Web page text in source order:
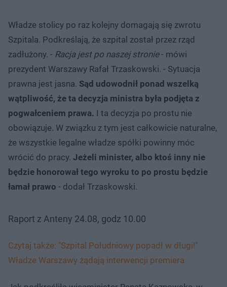
Władze stolicy po raz kolejny domagają się zwrotu
Szpitala. Podkreślają, że szpital został przez rząd
zadłużony. - Racja jest po naszej stronie- mówi
prezydent Warszawy Rafał Trzaskowski. - Sytuacja
prawna jest jasna. Sąd udowodnił ponad wszelką
wątpliwość, że ta decyzja ministra była podjęta z
pogwałceniem prawa. I ta decyzja po prostu nie
obowiązuje. W związku z tym jest całkowicie naturalne,
że wszystkie legalne władze spółki powinny móc
wrócić do pracy. Jeżeli minister, albo ktoś inny nie
będzie honorował tego wyroku to po prostu będzie
łamał prawo - dodał Trzaskowski.
Raport z Anteny 24.08, godz 10.00
Czytaj także: "Szpital Południowy popadł w długi!"
Władze Warszawy żądają interwencji premiera